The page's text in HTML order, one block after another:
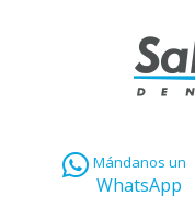
Mándanos un
WhatsApp